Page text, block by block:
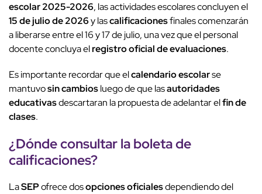
escolar 2025-2026, las actividades escolares concluyen el
15 de julio de 2026y lascalificacionesfinales comenzarán
a liberarse entre el 16 y 17 de julio, una vez que el personal
docente concluya elregistro oficial de evaluaciones.
Es importante recordar que elcalendario escolarse
mantuvosin cambiosluego de que lasautoridades
educativasdescartaran la propuesta de adelantar elfin de
clases.
¿Dóndeconsultarla boleta de
calificaciones?
LaSEPofrece dosopciones oficialesdependiendo del